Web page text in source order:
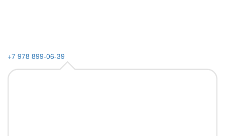
+7 978 899-06-39